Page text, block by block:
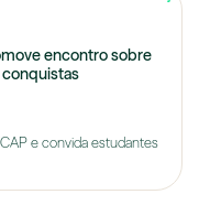
encontro sobre
e convida estudantes